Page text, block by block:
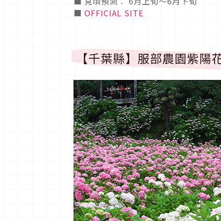
■ OFFICIAL SITE
【千葉縣】服部農園紫陽